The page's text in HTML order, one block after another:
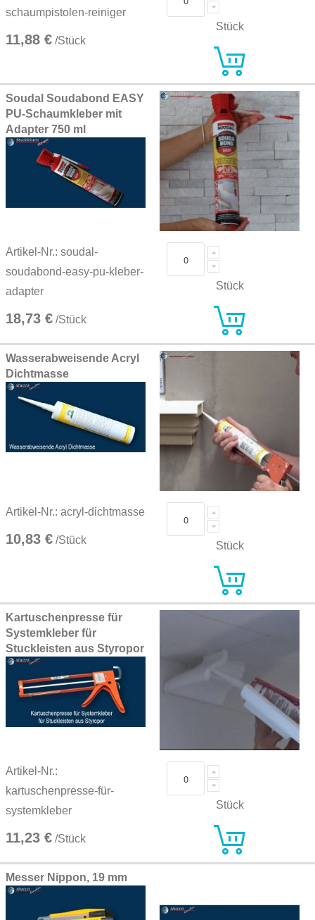
schaumpistolen-reiniger
11,88 € /Stück
Stück
Soudal Soudabond EASY
PU-Schaumkleber mit
Adapter 750 ml
Artikel-Nr.: soudal-
soudabond-easy-pu-kleber-
adapter
18,73 € /Stück
Stück
Wasserabweisende Acryl
Dichtmasse
Artikel-Nr.: acryl-dichtmasse
10,83 € /Stück Stück
Kartuschenpresse für
Systemkleber für
Stuckleisten aus Styropor
Artikel-Nr.:
kartuschenpresse-für-
systemkleber
11,23 € /Stück
Stück
Messer Nippon, 19 mm